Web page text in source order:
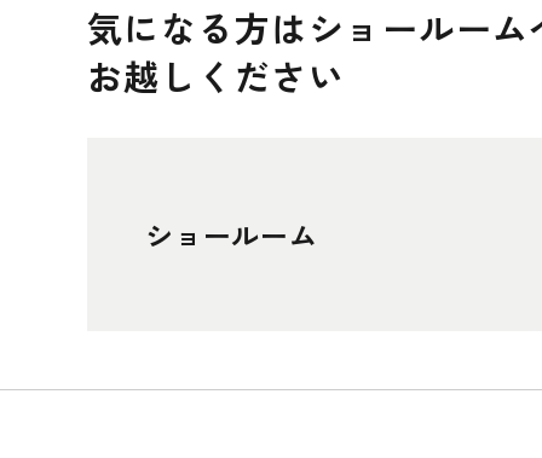
気になる方はショールーム
お越しください
ショールーム